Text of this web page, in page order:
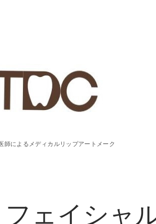
D
師によるメディカルリップアートメーク
ェイシャ